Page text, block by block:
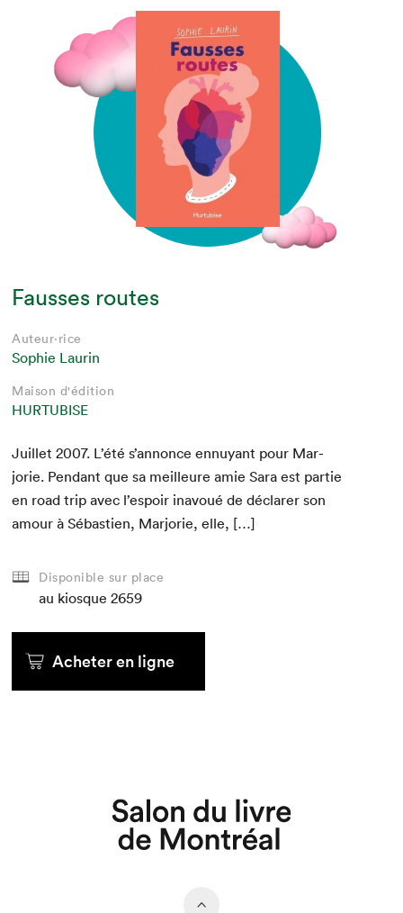
Fausses routes
Auteur·rice
Sophie Laurin
Maison d'édition
HURTUBISE
Juil­let2007. L’été s’annonce ennuyant pour Mar­
jorie. Pen­dant que sa meilleure amie Sara est par­tie
en road trip avec l’espoir inavoué de déclar­er son
amour à Sébastien, Mar­jorie, elle, […]
Disponible sur place
au kiosque 2659
Acheter en ligne